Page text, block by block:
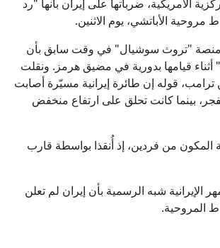
الأمريكية، ضرباتها على إيران بأنها "رد
الأباتشي، يوم الاثنين.
"تروث سوشيال" في وقت سابق بأن
قيامها بدورية في مضيق هرمز. ونقلت
قوله إن طائرة إيرانية مسيّرة أصابت
بينما كانت تحلق على ارتفاع منخفض
المكون من فردين، إذ أُنقذا بواسطة قارب
الإيرانية شبه الرسمية بأن إيران لم تعلن
المروحية.